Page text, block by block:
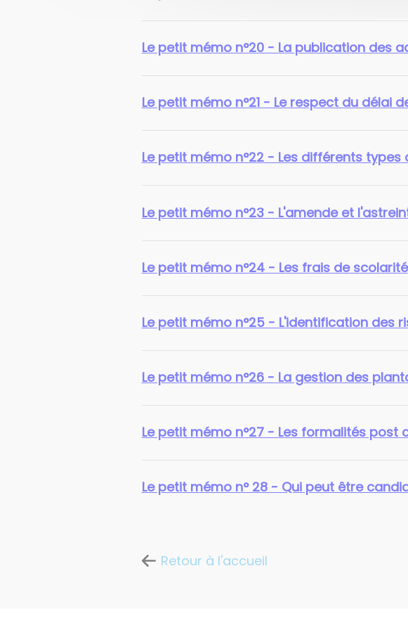
Le petit mémo n°20 - La publication des
Le petit mémo n°21 - Le respect du
Le petit mémo n°22 - Les différents
Le petit mémo n°23 - L'amende et
Le petit mémo n°24 - Les frais de scolarité
Le petit mémo n°25 - L'identification des
Le petit mémo n°26 - La gestion des
Le petit mémo n°27 - Les formalités post
Le petit mémo n° 28 - Qui peut être
Retour à l'accueil